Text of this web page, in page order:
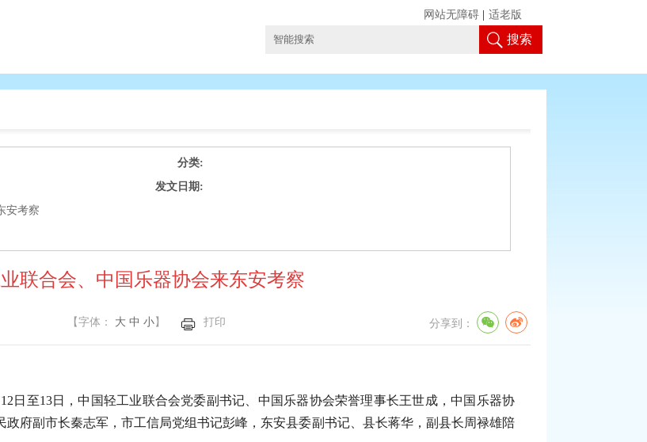
搜索
网站无障碍 适老版
分类:
发文日期:
安考察
联合会、中国乐器协会来东安考察
【字体： 大 中 小】 打印 分享到：
日至13日，中国轻工业联合会党委副书记、中国乐器协会荣誉理事长王世成，中国乐器协
府副市长秦志军，市工信局党组书记彭峰，东安县委副书记、县长蒋华，副县长周禄雄陪